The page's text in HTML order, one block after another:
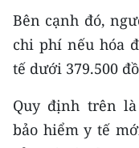
THỜI NAY
NHÂN DÂN CUỐI
NHÂN DÂN HẰNG
Bên cạnh đó,
chi phí nếu hóa
tế dưới 379.500
Quy định trên
bảo hiểm y tế